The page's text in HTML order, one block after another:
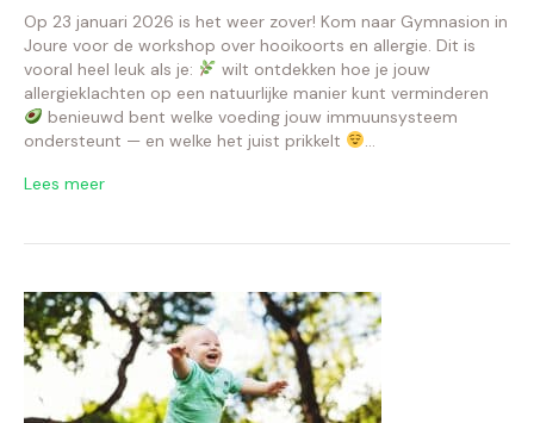
Op 23 januari 2026 is het weer zover! Kom naar Gymnasion in
Joure voor de workshop over hooikoorts en allergie. Dit is
vooral heel leuk als je:
wilt ontdekken hoe je jouw
allergieklachten op een natuurlijke manier kunt verminderen
benieuwd bent welke voeding jouw immuunsysteem
ondersteunt — en welke het juist prikkelt
…
Lees meer